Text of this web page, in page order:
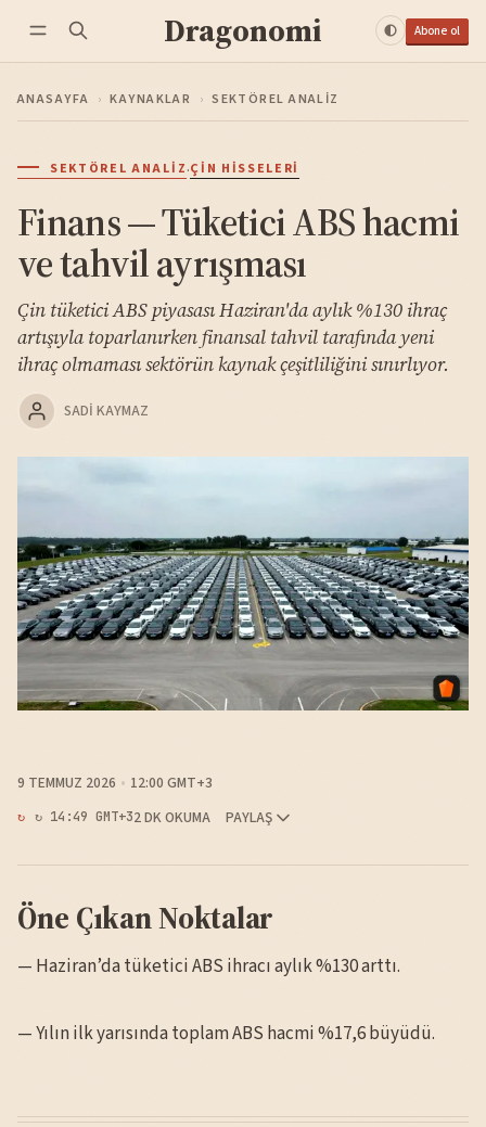
Dragonomi Abone ol
ANASAYFA › KAYNAKLAR › SEKTÖREL ANALIZ
SEKTÖREL ANALIZ·ÇIN HISSELERI
Finans — Tüketici ABS hacmi
ve tahvil ayrışması
Çin tüketici ABS piyasası Haziran'da aylık %130 ihraç
artışıyla toparlanırken finansal tahvil tarafında yeni
ihraç olmaması sektörün kaynak çeşitliliğini sınırlıyor.
SADI KAYMAZ
9 TEMMUZ 2026 12:00 GMT+3
↻ 14:49 GMT+32 DK OKUMA PAYLAŞ
Öne Çıkan Noktalar
— Haziran’da tüketici ABS ihracı aylık %130 arttı.
— Yılın ilk yarısında toplam ABS hacmi %17,6 büyüdü.